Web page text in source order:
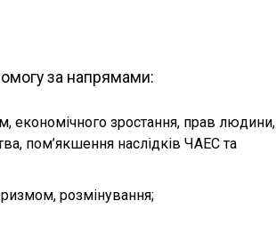
за напрямами:
економічного зростання, прав людини,
пом’якшення наслідків ЧАЕС та
розмінування;